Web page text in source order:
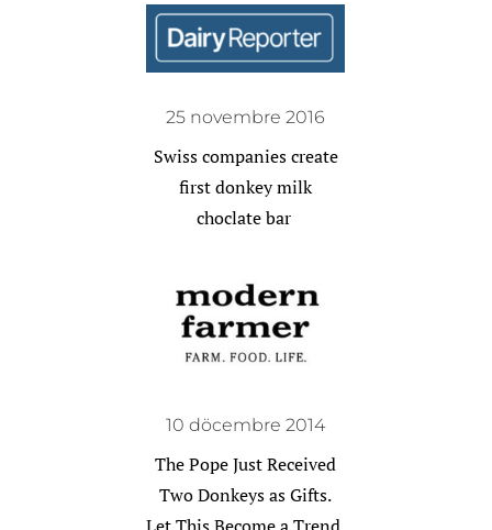
25 novembre 2016
Swiss companies create
first donkey milk
choclate bar
10 döcembre 2014
The Pope Just Received
Two Donkeys as Gifts.